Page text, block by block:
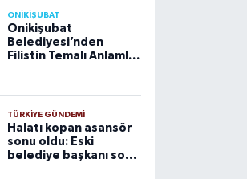
ONİKİŞUBAT
Onikişubat
Belediyesi’nden
Filistin Temalı Anlamlı
TÜRKIYE GÜNDEMI
Halatı kopan asansör
sonu oldu: Eski
belediye başkanı son